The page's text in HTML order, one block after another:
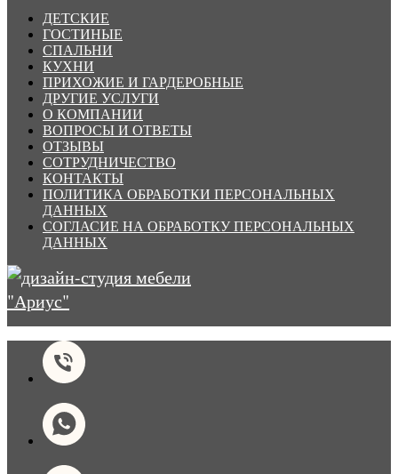
ДЕТСКИЕ
ГОСТИНЫЕ
СПАЛЬНИ
КУХНИ
ПРИХОЖИЕ И ГАРДЕРОБНЫЕ
ДРУГИЕ УСЛУГИ
О КОМПАНИИ
ВОПРОСЫ И ОТВЕТЫ
ОТЗЫВЫ
СОТРУДНИЧЕСТВО
КОНТАКТЫ
ПОЛИТИКА ОБРАБОТКИ ПЕРСОНАЛЬНЫХ
ДАННЫХ
СОГЛАСИЕ НА ОБРАБОТКУ ПЕРСОНАЛЬНЫХ
ДАННЫХ